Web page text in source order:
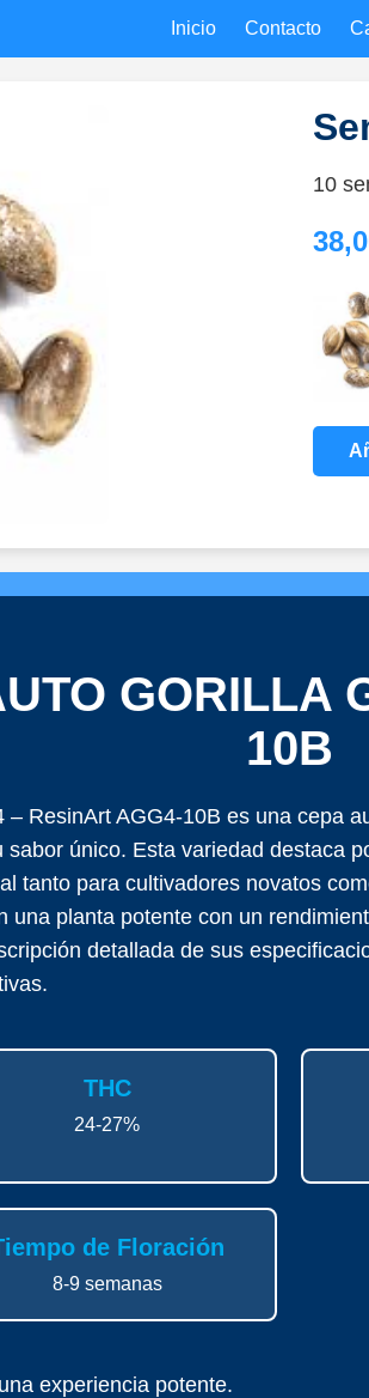
Inicio Contacto
10
GORILLA
10B
– ResinArt AGG4-10B es una cepa
sabor único. Esta variedad destaca
tanto para cultivadores novatos
una planta potente con un
detallada de sus
THC
24-27%
de Floración
8-9 semanas
experiencia potente.